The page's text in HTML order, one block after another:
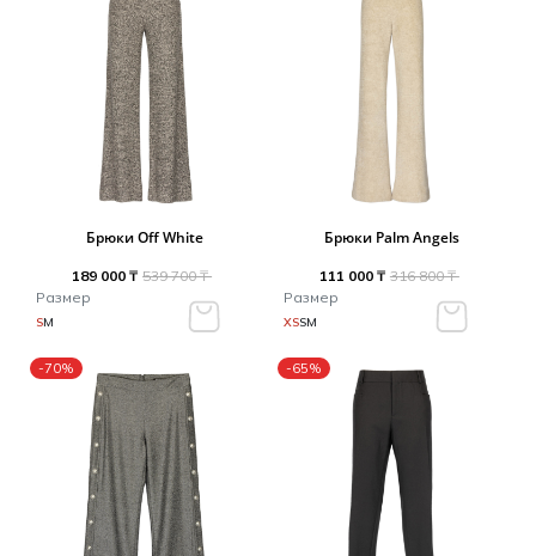
Брюки Off White
189 000 ₸ 539 700 ₸
Размер
SM
Брюки Palm Angels
111 000 ₸ 316 800 ₸
Размер
XSSM
-70% -65%